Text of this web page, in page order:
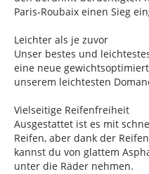
Paris-Roubaix einen Sieg
Leichter als je zuvor
Unser bestes und
eine neue
unserem leichtesten
Vielseitige Reifenfreiheit
Ausgestattet ist es mit
Reifen, aber dank der
kannst du von glattem
unter die Räder nehmen.